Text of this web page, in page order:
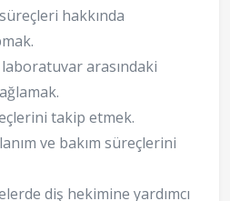
hakkında
arasındaki
takip etmek.
ve bakım süreçlerini
diş hekimine yardımcı